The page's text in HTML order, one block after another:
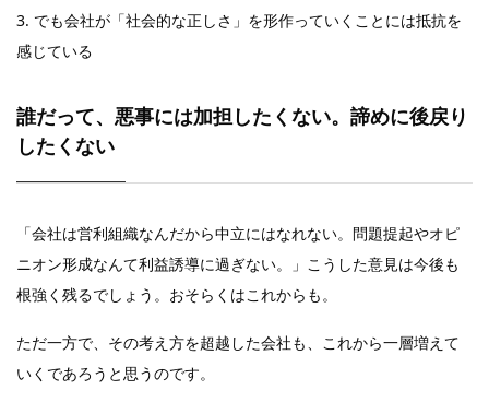
3. でも会社が「社会的な正しさ」を形作っていくことには抵抗を
感じている
誰だって、悪事には加担したくない。諦めに後戻り
したくない
「会社は営利組織なんだから中立にはなれない。問題提起やオピ
ニオン形成なんて利益誘導に過ぎない。」こうした意見は今後も
根強く残るでしょう。おそらくはこれからも。
ただ一方で、その考え方を超越した会社も、これから一層増えて
いくであろうと思うのです。